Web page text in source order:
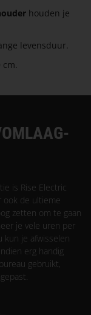
houden je
levensduur.
is Rise Electric
ook de ultieme
zetten om te gaan
je vele uren per
kun je afwisselen
erg handig
gebruikt,